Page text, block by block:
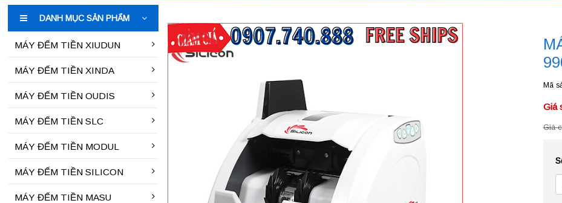
Mã
Giá
Giá
Đặt hàng
DANH MỤC SẢN PHẨM
MÁY ĐẾM TIỀN XIUDUN
MÁY ĐẾM TIỀN XINDA
MÁY ĐẾM TIỀN OUDIS
MÁY ĐẾM TIỀN SLC
MÁY ĐẾM TIỀN MODUL
MÁY ĐẾM TIỀN SILICON
MÁY ĐẾM TIỀN MASU